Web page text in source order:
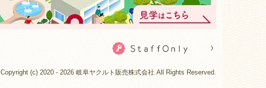
Copyright (c) 2020 - 2026 岐阜ヤクルト販売株式会社 All Rights Reserved.